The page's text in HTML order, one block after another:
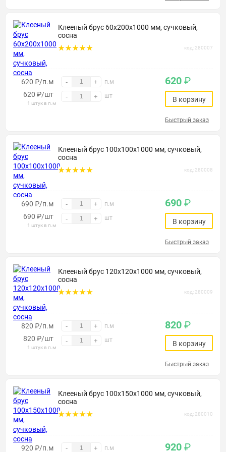
Клееный брус 60х200х1000 мм, сучковый,
сосна
код: 280007
620 ₽/п.м - + п.м
620 ₽/шт
1 штук в п.м
- + шт
620 ₽
В корзину
Быстрый заказ
Клееный брус 100х100х1000 мм, сучковый,
сосна
код: 280008
690 ₽/п.м - + п.м
690 ₽/шт
1 штук в п.м
- + шт
690 ₽
В корзину
Быстрый заказ
Клееный брус 120х120х1000 мм, сучковый,
сосна
код: 280009
820 ₽/п.м - + п.м
820 ₽/шт
1 штук в п.м
- + шт
820 ₽
В корзину
Быстрый заказ
Клееный брус 100х150х1000 мм, сучковый,
сосна
код: 280010
920 ₽/п.м - + п.м 920 ₽